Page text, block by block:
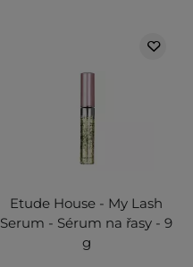
Etude House - My Lash
Serum - Sérum na řasy - 9
g